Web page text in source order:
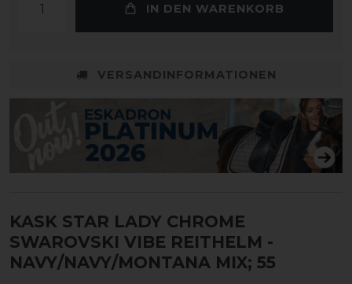
IN DEN WARENKORB
VERSANDINFORMATIONEN
KASK STAR LADY CHROME
SWAROVSKI VIBE REITHELM -
NAVY/NAVY/MONTANA MIX; 55